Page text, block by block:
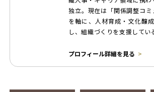
独立。現在は「関係調整コミ
を軸に、人材育成・文化醸
し、組織づくりを支援してい
プロフィール詳細を見る